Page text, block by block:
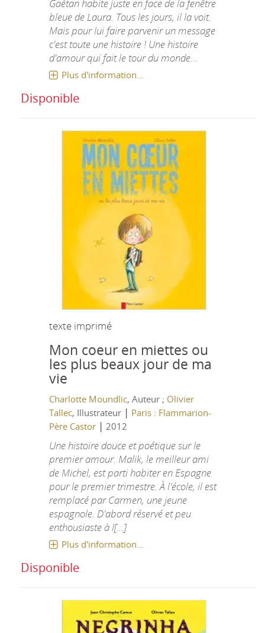
Gaétan habite juste en face de la fenêtre
bleue de Laura. Tous les jours, il la voit.
Mais pour lui faire parvenir un message
c'est toute une histoire ! Une histoire
d'amour qui fait le tour du monde...
Plus d'information...
Disponible
texte imprimé
Mon coeur en miettes ou
les plus beaux jour de ma
vie
Charlotte Moundlic, Auteur ; Olivier
Tallec, Illustrateur | Paris : Flammarion-
Père Castor| 2012
Une histoire douce et poétique sur le
premier amour. Malik, le meilleur ami
de Michel, est parti habiter en Espagne
pour le premier trimestre. À l'école, il est
remplacé par Carmen, une jeune
espagnole. D'abord réservé et peu
enthousiaste à l[...]
Plus d'information...
Disponible